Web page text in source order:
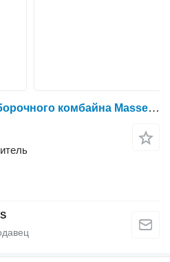
Глушитель для зерноуборочного комбайна Massey Ferguson 7256